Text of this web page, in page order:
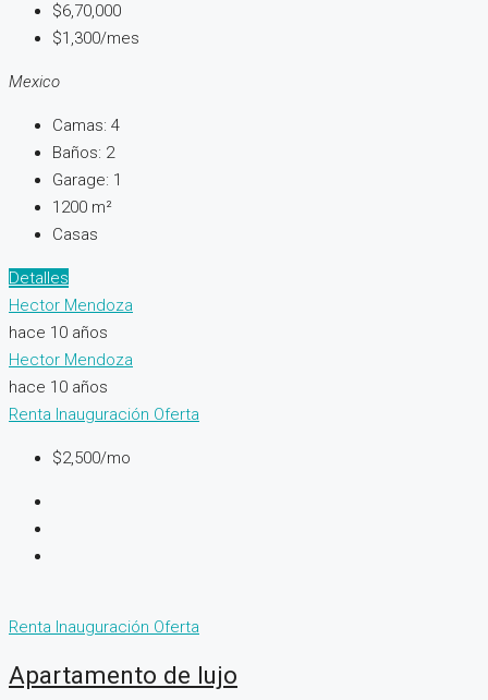
$6,70,000
$1,300/mes
Mexico
Camas: 4
Baños: 2
Garage: 1
1200 m²
Casas
Detalles
Hector Mendoza
hace 10 años
Hector Mendoza
hace 10 años
Renta Inauguración Oferta
$2,500/mo
Renta Inauguración Oferta
Apartamento de lujo